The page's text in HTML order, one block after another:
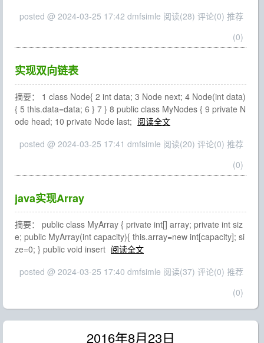
posted @ 2024-03-25 17:42 dmfsimle 阅读(28) 评论(0) 推荐
(0)
实现双向链表
摘要： 1 class Node{ 2 int data; 3 Node next; 4 Node(int data)
{ 5 this.data=data; 6 } 7 } 8 public class MyNodes { 9 private N
ode head; 10 private Node last; 阅读全文
posted @ 2024-03-25 17:41 dmfsimle 阅读(20) 评论(0) 推荐
(0)
java实现Array
摘要： public class MyArray { private int[] array; private int siz
e; public MyArray(int capacity){ this.array=new int[capacity]; si
ze=0; } public void insert 阅读全文
posted @ 2024-03-25 17:40 dmfsimle 阅读(37) 评论(0) 推荐
(0)
2016年8月23日